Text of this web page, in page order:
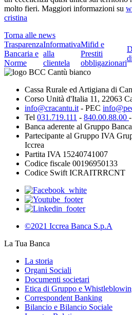
molto fieri. Maggiori informazioni su
cristina
Torna alle news
Trasparenza
Bancaria e
Norme
Informativa
alla
clientela
Mifid e
Prestiti
obbligazionari
Cassa Rurale ed Artigiana di
Corso Unità d'Italia 11, 22063
info@cracantu.it - PEC
Tel 031.719.111 - 840.00.88.00
Banca aderente al Gruppo
Partecipante al Gruppo IVA
Iccrea
Partita IVA 15240741007
Codice fiscale 00196950133
Codice Swift ICRAITRRCNT
©2021 Iccrea Banca S.p.A
La Tua Banca
La storia
Organi Sociali
Documenti societari
Etica di Gruppo e
Correspondent Banking
Bilancio e Bilancio Sociale